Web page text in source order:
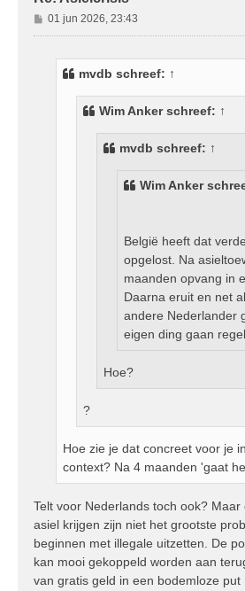
B
e
01 jun 2026, 23:43
mvdb schreef: ↑
Wim Ankerschreef: ↑
mvdb schreef: ↑
Wim Anker
België heeft dat
opgelost. Na
maanden opvang in
Daarna eruit en net
andere Nederlander
eigen ding gaan
Hoe?
?
Hoe zie je dat concreet voor je
context? Na 4 maanden 'gaat
Telt voor Nederlands toch ook? Maar
asiel krijgen zijn niet het grootste
beginnen met illegale uitzetten. De
kan mooi gekoppeld worden aan
van gratis geld in een bodemloze